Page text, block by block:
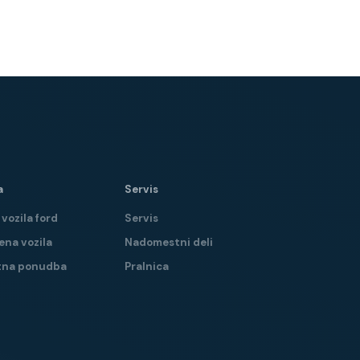
vozila ford
vozila
ponudba
Servis
Servis
Nadomestni deli
Pralnica